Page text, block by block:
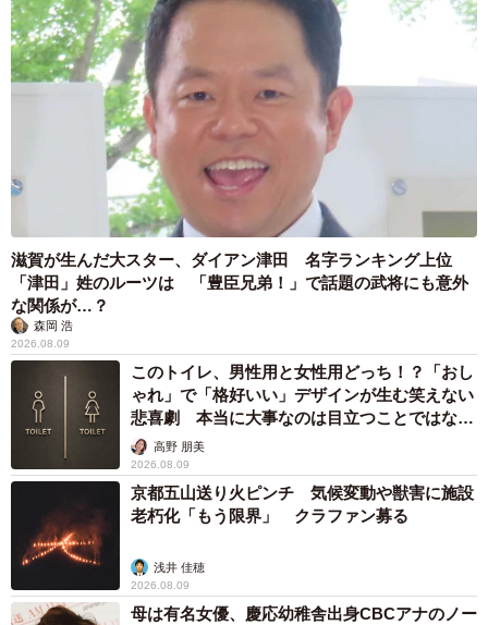
滋賀が生んだ大スター、ダイアン津田 名字ランキング上位
「津田」姓のルーツは 「豊臣兄弟！」で話題の武将にも意外
な関係が…？
森岡 浩
2026.08.09
このトイレ、男性用と女性用どっち！？「おし
ゃれ」で「格好いい」デザインが生む笑えない
悲喜劇 本当に大事なのは目立つことではな
く…高野 朋美
2026.08.09
京都五山送り火ピンチ 気候変動や獣害に施設
老朽化「もう限界」 クラファン募る
浅井 佳穂
2026.08.09
母は有名女優、慶応幼稚舎出身CBCアナのノー